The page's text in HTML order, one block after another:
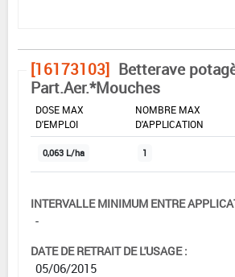
[16173103] Betterave
Part.Aer.*Mouches
DOSE MAX
D'EMPLOI
NOMBRE MAX
D'APPLICATION
0,063 L/ha 1
INTERVALLE MINIMUM ENTRE
-
DATE DE RETRAIT DE L'USAGE :
05/06/2015